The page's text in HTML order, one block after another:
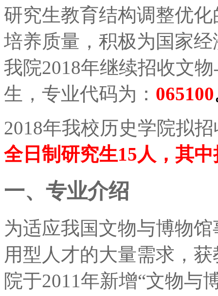
研究生教育结构调整优
培养质量，积极为国家
我院2018年继续招收文
生，专业代码为： 065100
2018年我校历史学院拟
全日制研究生15人，其
一、专业介绍
为适应我国文物与博物
用型人才的大量需求，
院于2011年新增“文物与